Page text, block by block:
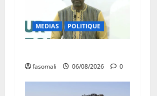
MEDIAS POLITIQUE
fasomali 06/08/2026 0